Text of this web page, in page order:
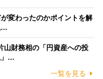
変わったのかポイントを解
…
山財務相の「円資産への投
」…
一覧を見る